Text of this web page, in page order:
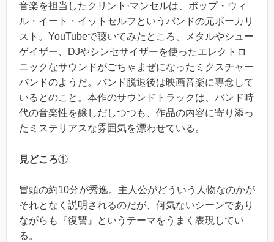
音楽を担当したクリント·マンセルは、ポップ・ウィ
ル・イート・イットセルフというバンドの元ボーカリ
スト。YouTubeで聴いてみたところ、メタルやシュー
ゲイザー、DJやシンセサイザーを使ったエレクトロ
ニックなサウンドがごちゃまぜになったミクスチャー
バンドのようだ。バンド脱退後は映画音楽に専念して
いるとのこと。本作のサウンドトラックは、バンド時
代の音楽性を醸しだしつつも、作品の内容に寄り添っ
たミステリアスな雰囲気を漂わせている。
見どころ①
冒頭の約10分が秀逸。主人公がどういう人物なのかが
それとなく説明されるのだが、何気ないシーンであり
ながらも『復讐』というテーマをうまく表現してい
る。